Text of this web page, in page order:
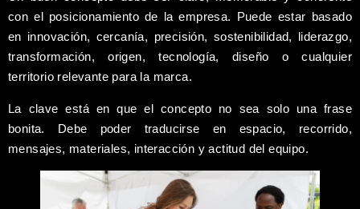
con el posicionamiento de la empresa. Puede estar basado
en innovación, cercanía, precisión, sostenibilidad, liderazgo,
transformación, origen, tecnología, diseño o cualquier
territorio relevante para la marca.
La clave está en que el concepto no sea solo una frase
bonita. Debe poder traducirse en espacio, recorrido,
mensajes, materiales, interacción y actitud del equipo.